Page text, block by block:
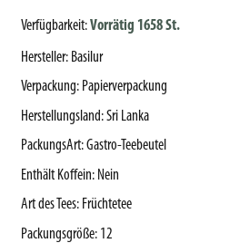
Verfügbarkeit:Vorrätig 1658 St.
Hersteller: Basilur
Verpackung: Papierverpackung
Herstellungsland:Sri Lanka
PackungsArt:Gastro-Teebeutel
Enthält Koffein: Nein
Art des Tees: Früchtetee
Packungsgröße: 12